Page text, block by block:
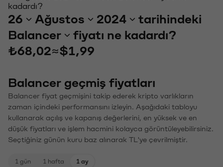
kadardı?
26 Ağustos 2024
tarihindeki
Balancer
fiyatı ne kadardı?
₺68,02≈$1,99
Balancer geçmiş fiyatları
Balancer fiyat geçmişini takip ederek kripto varlıkların
zaman içindeki performansını izleyin. Aşağıdaki tabloyu
kullanarak açılış ve kapanış değerlerini, en yüksek ve en
düşük fiyatları ve işlem hacmini kolayca görüntüleyebilirsiniz.
Seçtiğiniz günün kuru baz alınarak TL'ye çevrilmiştir.
1 gün 1 hafta 1 ay